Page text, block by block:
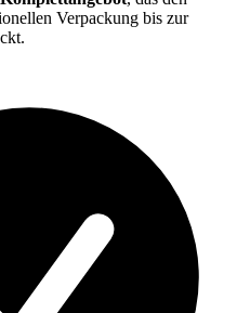
Verpackung bis zur